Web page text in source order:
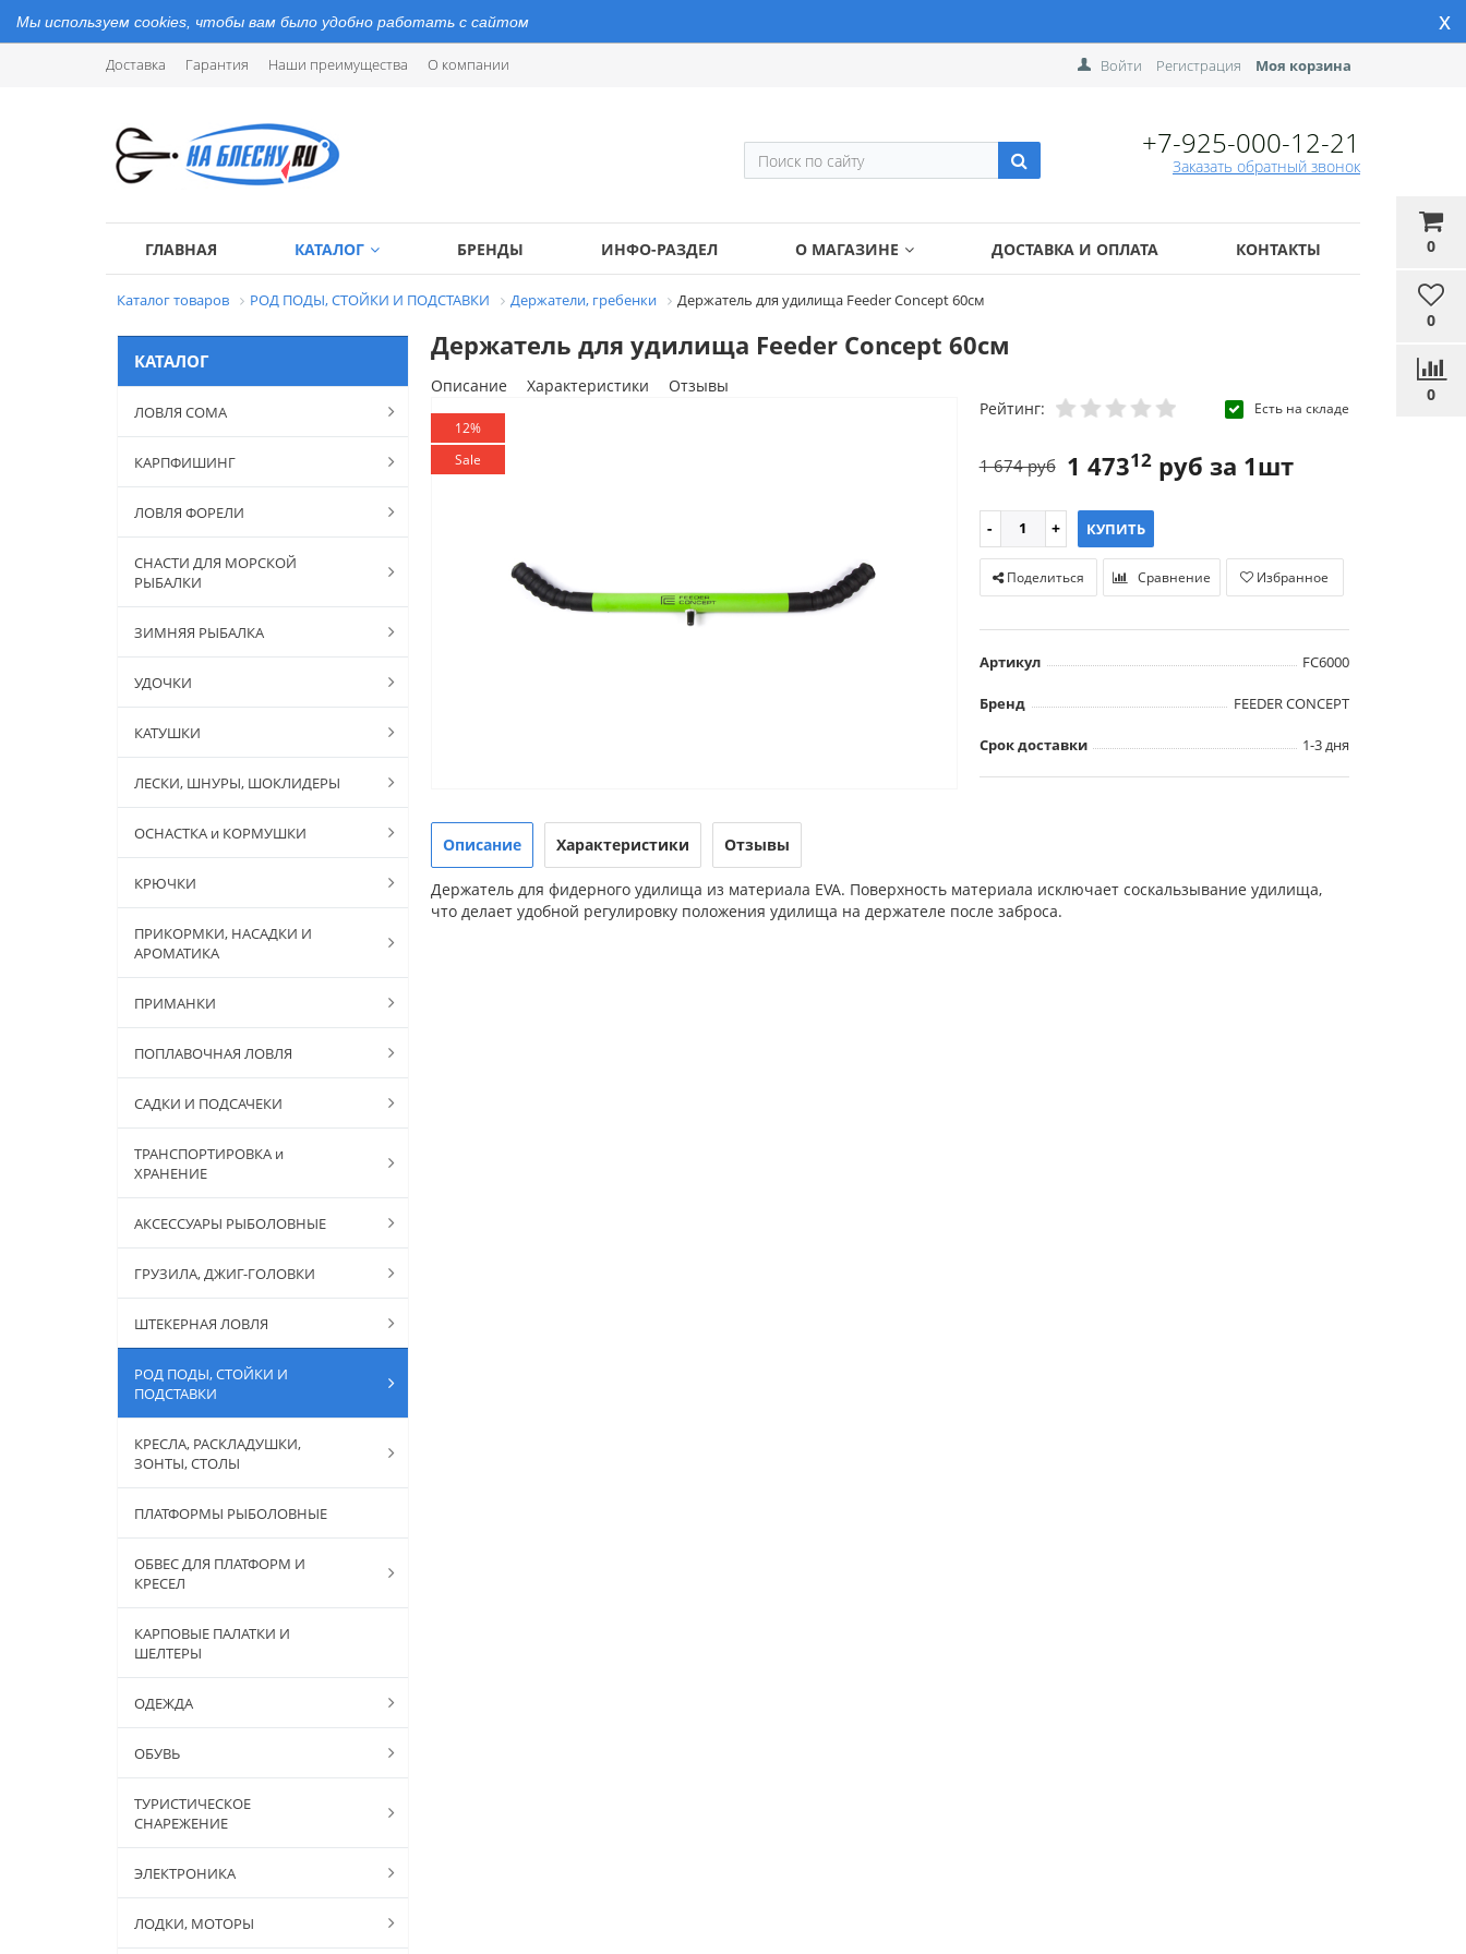
Мы используем cookies, чтобы вам было удобно работать с сайтом x
Доставка Гарантия Наши преимущества О компании
0
0
0
Войти Регистрация Моя корзина
+7-925-000-12-21
Заказать обратный звонок
ГЛАВНАЯ КАТАЛОГ БРЕНДЫ ИНФО-РАЗДЕЛ О МАГАЗИНЕ ДОСТАВКА И ОПЛАТА КОНТАКТЫ
Каталог товаров РОД ПОДЫ, СТОЙКИ И ПОДСТАВКИ Держатели, гребенки Держатель для удилища Feeder Concept 60см
КАТАЛОГ
ЛОВЛЯ СОМА
КАРПФИШИНГ
ЛОВЛЯ ФОРЕЛИ
СНАСТИ ДЛЯ МОРСКОЙ
РЫБАЛКИ
ЗИМНЯЯ РЫБАЛКА
УДОЧКИ
КАТУШКИ
ЛЕСКИ, ШНУРЫ, ШОКЛИДЕРЫ
ОСНАСТКА и КОРМУШКИ
КРЮЧКИ
ПРИКОРМКИ, НАСАДКИ И
АРОМАТИКА
ПРИМАНКИ
ПОПЛАВОЧНАЯ ЛОВЛЯ
САДКИ И ПОДСАЧЕКИ
ТРАНСПОРТИРОВКА и
ХРАНЕНИЕ
АКСЕССУАРЫ РЫБОЛОВНЫЕ
ГРУЗИЛА, ДЖИГ-ГОЛОВКИ
ШТЕКЕРНАЯ ЛОВЛЯ
РОД ПОДЫ, СТОЙКИ И
ПОДСТАВКИ
КРЕСЛА, РАСКЛАДУШКИ,
ЗОНТЫ, СТОЛЫ
ПЛАТФОРМЫ РЫБОЛОВНЫЕ
ОБВЕС ДЛЯ ПЛАТФОРМ И
КРЕСЕЛ
КАРПОВЫЕ ПАЛАТКИ И
ШЕЛТЕРЫ
ОДЕЖДА
ОБУВЬ
ТУРИСТИЧЕСКОЕ
СНАРЕЖЕНИЕ
ЭЛЕКТРОНИКА
ЛОДКИ, МОТОРЫ
Держатель для удилища Feeder Concept 60см
Описание Характеристики Отзывы
12%
Sale
Рейтинг: Есть на складе
1 47312руб за 1шт
1 674 руб
КУПИТЬ
Поделиться Сравнение Избранное
Артикул FC6000
Бренд FEEDER CONCEPT
Срок доставки 1-3 дня
Описание Характеристики Отзывы
Держатель для фидерного удилища из материала EVA. Поверхность материала исключает соскальзывание удилища,
что делает удобной регулировку положения удилища на держателе после заброса.